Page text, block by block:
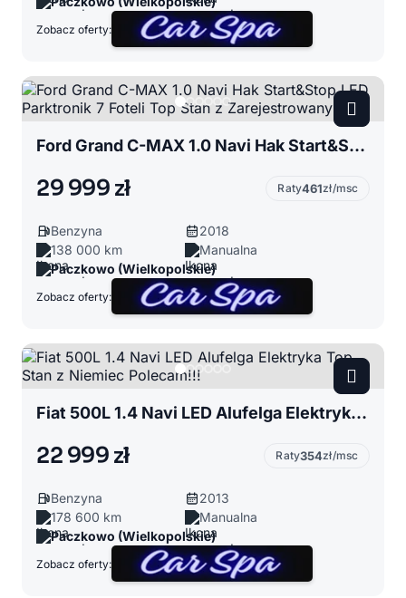
Zobacz oferty:
Ford Grand C-MAX 1.0 Navi Hak Start&Stop LED Parktronik 7 Foteli Top Stan z Zarejestrowany
29 999 zł Raty461zł/msc
Benzyna
2018
138 000 km
Manualna
Paczkowo (Wielkopolskie)
Zobacz oferty:
Fiat 500L 1.4 Navi LED Alufelga Elektryka Top Stan z Niemiec Polecam!!!
22 999 zł Raty354zł/msc
Benzyna
2013
178 600 km
Manualna
Paczkowo (Wielkopolskie)
Zobacz oferty: